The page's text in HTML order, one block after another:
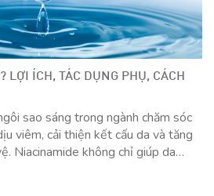
LỢI ÍCH, TÁC DỤNG PHỤ, CÁCH
sao sáng trong ngành chăm sóc
viêm, cải thiện kết cấu da và tăng
Niacinamide không chỉ giúp da
điều chưa biết […]